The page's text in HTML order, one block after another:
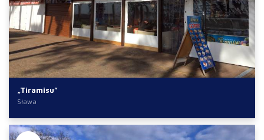
„Tiramisu”
Sława